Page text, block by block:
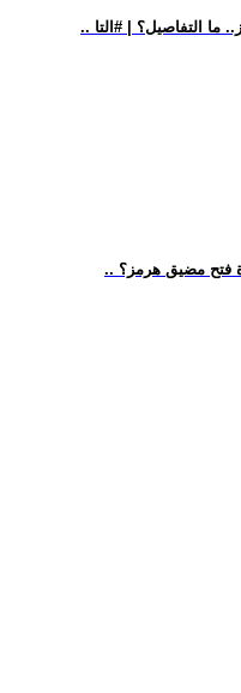
ما التفاصيل؟ | #التا
فتح مضيق هرمز؟